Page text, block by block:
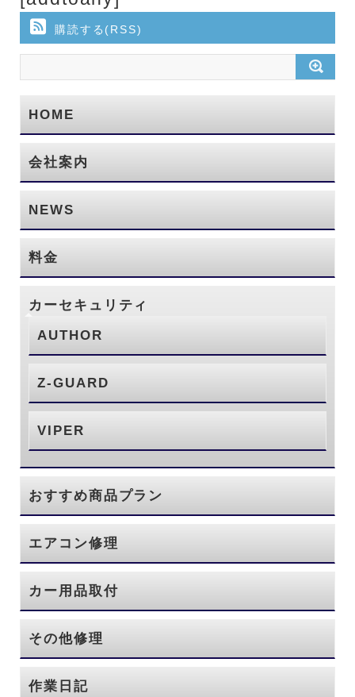
購読する(RSS)
HOME
会社案内
NEWS
料金
カーセキュリティ
AUTHOR
Z-GUARD
VIPER
おすすめ商品プラン
エアコン修理
カー用品取付
その他修理
作業日記